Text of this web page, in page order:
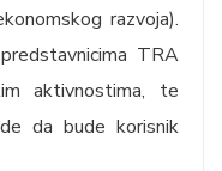
razvoja).
TRA
aktivnostima, te
da bude korisnik